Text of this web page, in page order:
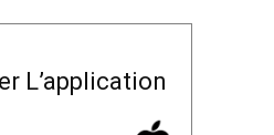
L’application